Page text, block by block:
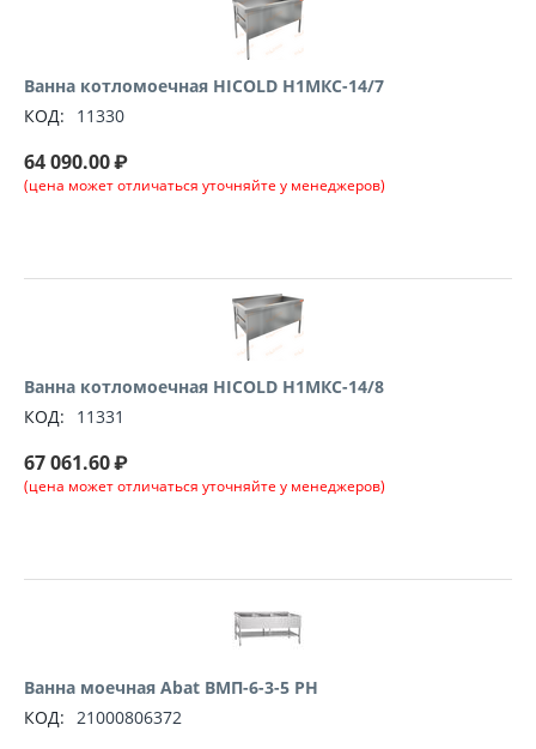
Ванна котломоечная HICOLD Н1МКС-14/7
КОД:
11330
64 090.00₽
(цена может отличаться уточняйте у менеджеров)
Ванна котломоечная HICOLD Н1МКС-14/8
КОД:
11331
67 061.60₽
(цена может отличаться уточняйте у менеджеров)
Ванна моечная Abat ВМП-6-3-5 РН
КОД: 21000806372